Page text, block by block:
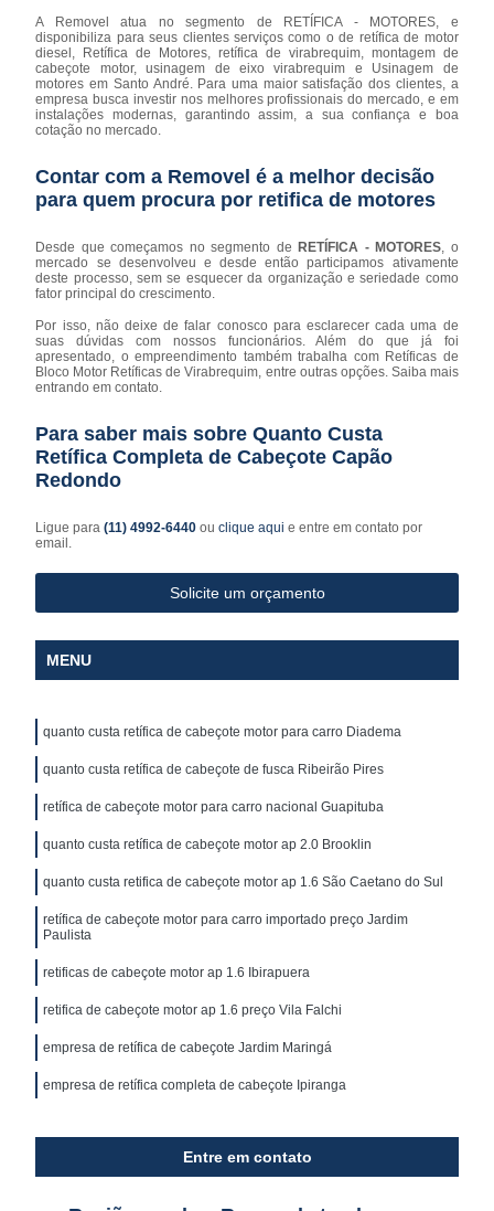
A Removel atua no segmento de RETÍFICA - MOTORES, e
disponibiliza para seus clientes serviços como o de retífica de motor
diesel, Retífica de Motores, retífica de virabrequim, montagem de
cabeçote motor, usinagem de eixo virabrequim e Usinagem de
motores em Santo André. Para uma maior satisfação dos clientes, a
empresa busca investir nos melhores profissionais do mercado, e em
instalações modernas, garantindo assim, a sua confiança e boa
cotação no mercado.
Contar com a Removel é a melhor decisão
para quem procura por retifica de motores
Desde que começamos no segmento deRETÍFICA - MOTORES , o
mercado se desenvolveu e desde então participamos ativamente
deste processo, sem se esquecer da organização e seriedade como
fator principal do crescimento.
Por isso, não deixe de falar conosco para esclarecer cada uma de
suas dúvidas com nossos funcionários. Além do que já foi
apresentado, o empreendimento também trabalha com Retíficas de
Bloco Motor Retíficas de Virabrequim, entre outras opções. Saiba mais
entrando em contato.
Para saber mais sobre Quanto Custa
Retífica Completa de Cabeçote Capão
Redondo
Ligue para(11) 4992-6440ouclique aqui e entre em contato por
email.
Solicite um orçamento
MENU
quanto custa retífica de cabeçote motor para carro Diadema
quanto custa retífica de cabeçote de fusca Ribeirão Pires
retífica de cabeçote motor para carro nacional Guapituba
quanto custa retífica de cabeçote motor ap 2.0 Brooklin
quanto custa retifica de cabeçote motor ap 1.6 São Caetano do Sul
retífica de cabeçote motor para carro importado preço Jardim
Paulista
retificas de cabeçote motor ap 1.6 Ibirapuera
retifica de cabeçote motor ap 1.6 preço Vila Falchi
empresa de retífica de cabeçote Jardim Maringá
empresa de retífica completa de cabeçote Ipiranga
Entre em contato